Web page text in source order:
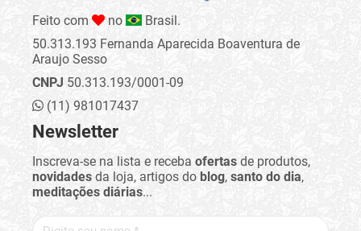
Feito com no
Brasil.
50.313.193 Fernanda Aparecida Boaventura de
Araujo Sesso
CNPJ 50.313.193/0001-09
(11) 981017437
Newsletter
Inscreva-se na lista e receba ofertas de produtos,
novidades da loja, artigos do blog, santo do dia,
meditações diárias...